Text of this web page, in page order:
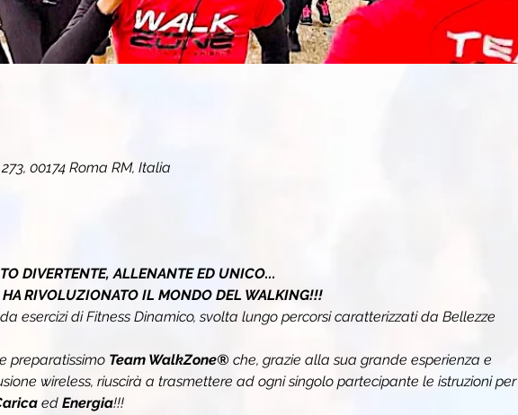
00174 Roma RM, Italia
DIVERTENTE, ALLENANTE ED UNICO...
RIVOLUZIONATO IL MONDO DEL WALKING!!!
esercizi di Fitness Dinamico, svolta lungo percorsi caratterizzati da Bellezze
preparatissimo Team WalkZone® che, grazie alla sua grande esperienza e
wireless, riuscirà a trasmettere ad ogni singolo partecipante le istruzioni per
ed Energia!!!